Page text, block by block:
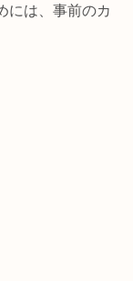
には、事前のカ